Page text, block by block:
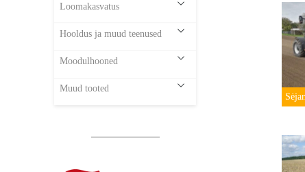
Loomakasvatus
Hooldus ja muud teenused
Moodulhooned
Muud tooted